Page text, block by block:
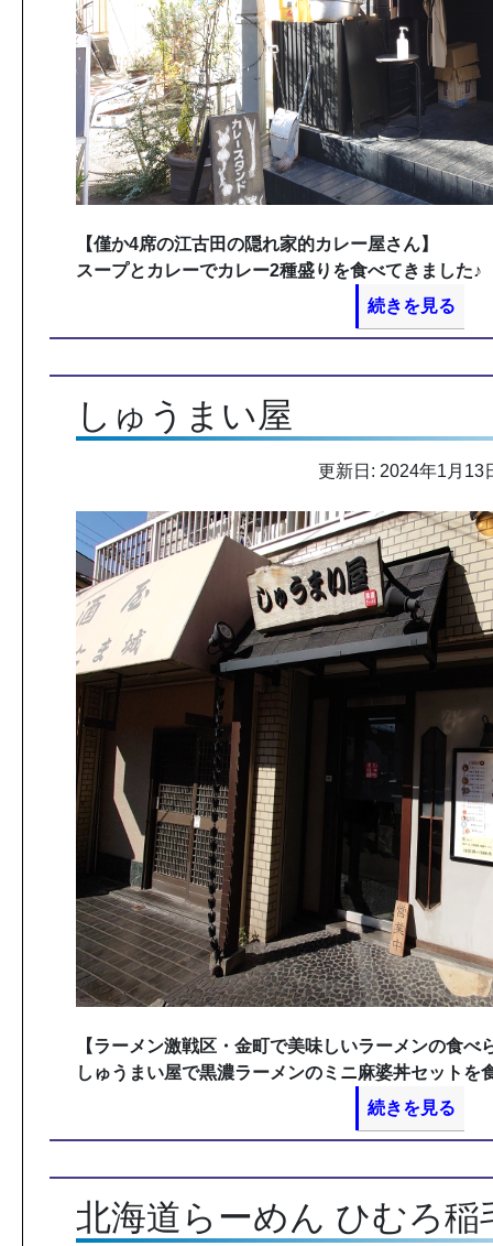
【僅か4席の江古田の隠れ家的カレー屋さん】
スープとカレーでカレー2種盛りを食べてきました♪
続きを見る
しゅうまい屋
更新日: 2024年1月13
【ラーメン激戦区・金町で美味しいラーメンの食べ
しゅうまい屋で黒濃ラーメンのミニ麻婆丼セットを
続きを見る
北海道らーめん ひむろ稲